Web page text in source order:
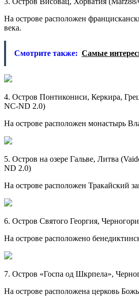
На острове расположен
века.
Смотрите также: Самые
4. Остров Понтикониси, Керкира,
NC-ND 2.0)
На острове расположен монастырь
5. Остров на озере Гальве, Литва
ND 2.0)
На острове расположен Тракайский
6. Остров Святого Георгия,
На острове расположено
7. Остров «Госпа од Шкрпела»,
На острове расположена церковь